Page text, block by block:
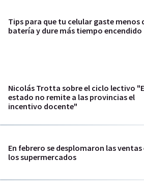
Tips para que tu celular gaste menos
batería y dure más tiempo encendido
Nicolás Trotta sobre el ciclo lectivo
estado no remite a las provincias el
incentivo docente"
En febrero se desplomaron las ventas
los supermercados